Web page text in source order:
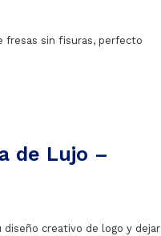
fresas sin fisuras, perfecto
de Lujo –
creativo de logo y dejar